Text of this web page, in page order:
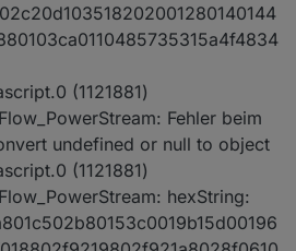
(1121881)
Fehler beim
undefined or null to object
(1121881)
hexString: